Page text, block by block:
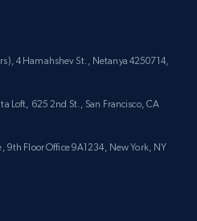
4 Hamahshev St., Netanya 4250714,
Loft, 625 2nd St., San Francisco, CA
9th Floor Office 9A1234, New York, NY